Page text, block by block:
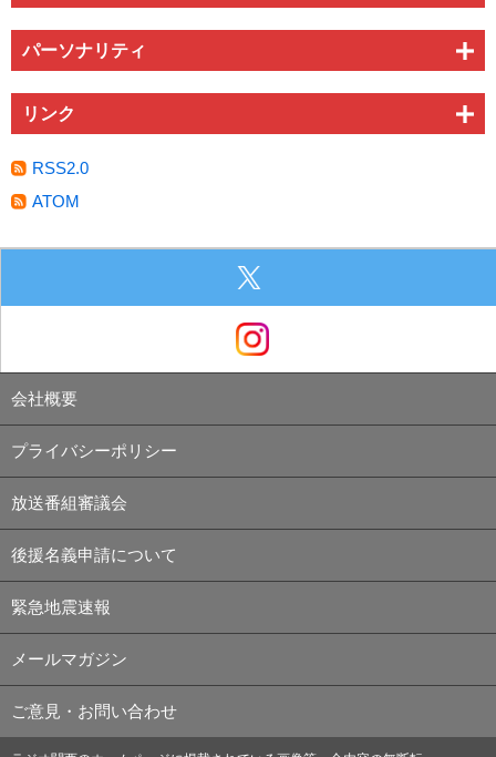
パーソナリティ
リンク
RSS2.0
ATOM
会社概要
プライバシーポリシー
放送番組審議会
後援名義申請について
緊急地震速報
メールマガジン
ご意見・お問い合わせ